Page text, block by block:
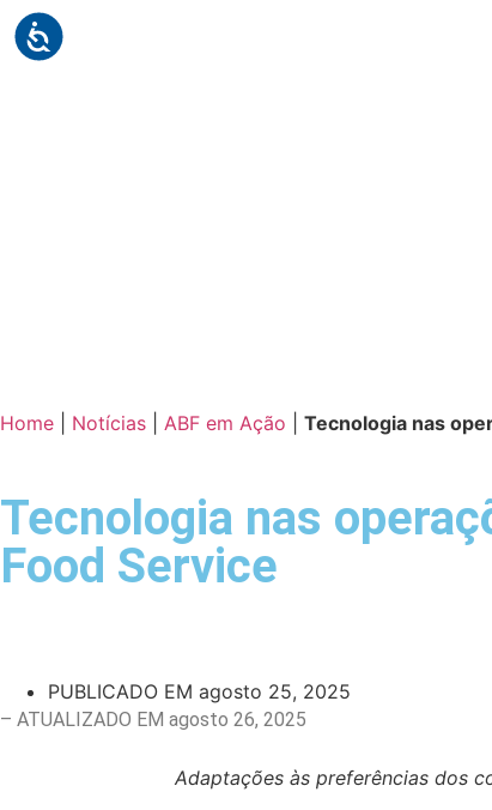
Home Notícias ABF em Ação Tecnologia nas
Tecnologia nas
Food Service
PUBLICADO EM agosto 25, 2025
– ATUALIZADO EM agosto 26, 2025
Adaptações às preferências dos